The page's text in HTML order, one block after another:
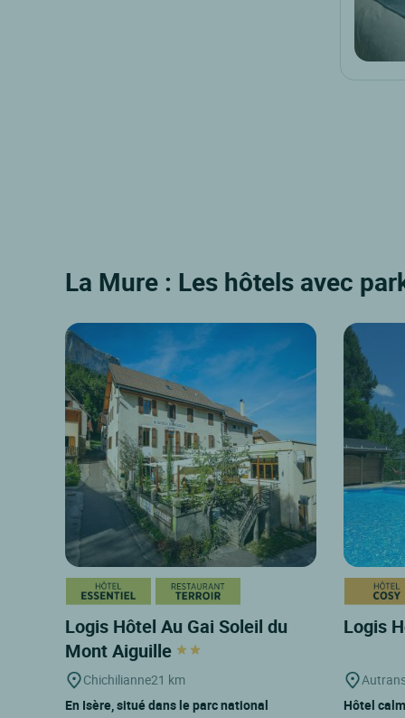
La Mure : Les hôtels avec
Logis Hôtel Au Gai Soleil du
Mont Aiguille
Chichilianne21 km
En Isère, situé dans le parc national
Logis
Hôtel